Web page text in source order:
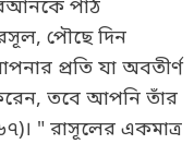
পাঠ
পৌছে দিন
প্রতি যা অবতীর্ণ
তবে আপনি তাঁর
" রাসূলের একমাত্র